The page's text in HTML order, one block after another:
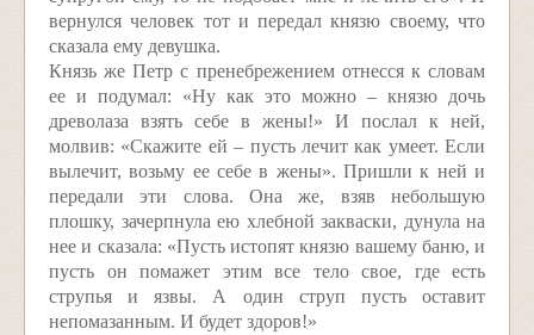
вернулся человек тот и передал князю своему, что
сказала ему девушка.
Князь же Петр с пренебрежением отнесся к словам
ее и подумал: «Ну как это можно – князю дочь
древолаза взять себе в жены!» И послал к ней,
молвив: «Скажите ей – пусть лечит как умеет. Если
вылечит, возьму ее себе в жены». Пришли к ней и
передали эти слова. Она же, взяв небольшую
плошку, зачерпнула ею хлебной закваски, дунула на
нее и сказала: «Пусть истопят князю вашему баню, и
пусть он помажет этим все тело свое, где есть
струпья и язвы. А один струп пусть оставит
непомазанным. И будет здоров!»